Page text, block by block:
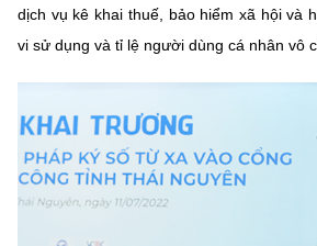
dịch vụ kê khai thuế, bảo hiểm xã hội và
vi sử dụng và tỉ lệ người dùng cá nhân vô